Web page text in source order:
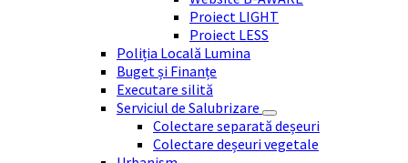
Proiect LIGHT
Proiect LESS
Poliția Locală Lumina
Buget și Finanțe
Executare silită
Serviciul de Salubrizare
Colectare separată deșeuri
Colectare deșeuri vegetale